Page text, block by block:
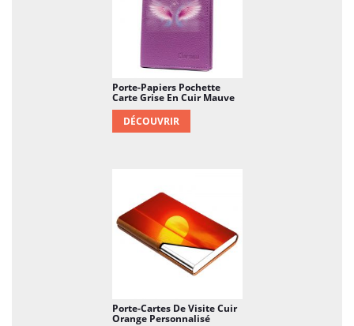
Porte-Papiers Pochette
Carte Grise En Cuir Mauve
DÉCOUVRIR
Porte-Cartes De Visite Cuir
Orange Personnalisé